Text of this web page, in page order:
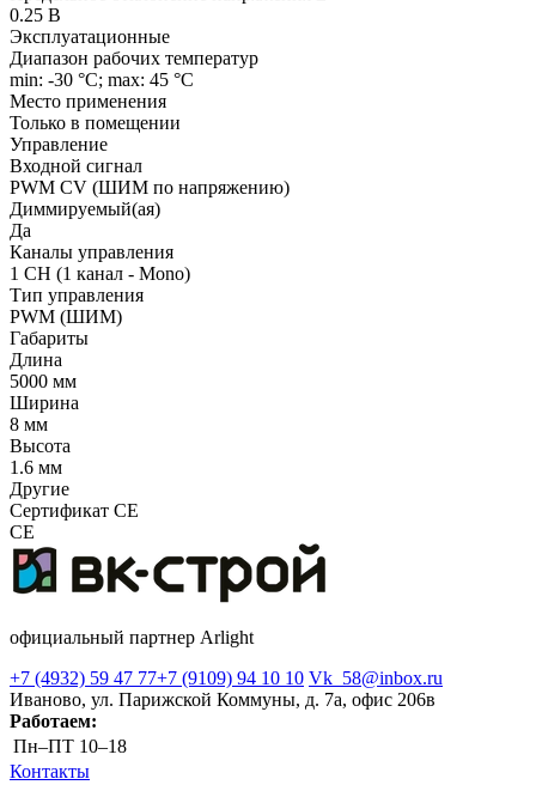
0.25 В
Эксплуатационные
Диапазон рабочих температур
min: -30 °C; max: 45 °C
Место применения
Только в помещении
Управление
Входной сигнал
PWM СV (ШИМ по напряжению)
Диммируемый(ая)
Да
Каналы управления
1 CH (1 канал - Mono)
Тип управления
PWM (ШИМ)
Габариты
Длина
5000 мм
Ширина
8 мм
Высота
1.6 мм
Другие
Сертификат CE
CE
официальный партнер Arlight
+7 (4932) 59 47 77+7 (9109) 94 10 10 Vk_58@inbox.ru
Иваново, ул. Парижской Коммуны, д. 7а, офис 206в
Работаем:
Пн–ПТ 10–18
Контакты